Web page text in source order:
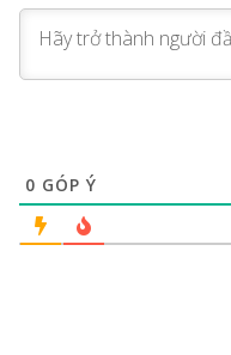
0 GÓP Ý